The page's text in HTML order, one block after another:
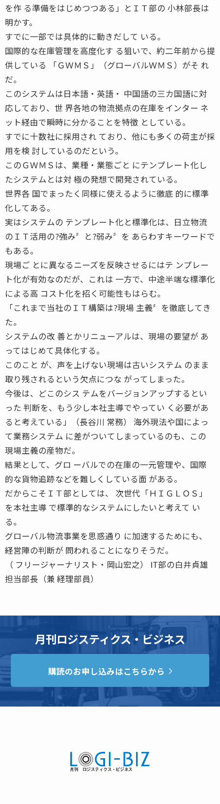
を作 る準備をはじめつつある」とＩＴ部の 小林部長は
明かす。
すでに一部では具体的に動きだして いる。
国際的な在庫管理を高度化す る狙いで、約二年前から提
供している 「ＧＷＭＳ」（グローバルＷＭＳ）がそ れ
だ。
このシステムは日本語・英語・ 中国語の三カ国語に対
応しており、世 界各地の物流拠点の在庫をインター ネ
ット経由で瞬時に分かることを特徴 としている。
すでに十数社に採用され ており、他にも多くの荷主が採
用を検 討しているのだという。
このＧＷＭＳは、業種・業態ごと にテンプレート化し
たシステムとは対 極の発想で開発されている。
世界各 国でまったく同様に使えるように徹底 的に標準
化してある。
実はシステムの テンプレート化と標準化は、日立物流
のＩＴ活用の?強み〞と?弱み〞を あらわすキーワードで
もある。
現場ご とに異なるニーズを反映させるにはテ ンプレー
ト化が有効なのだが、これは 一方で、中途半端な標準化
による高 コスト化を招く可能性もはらむ。
「これまで当社のＩＴ構築は?現場 主義〞を徹底してき
た。
システムの改 善とかリニューアルは、現場の要望が あ
ってはじめて具体化する。
このこと が、声を上げない現場は古いシステム のまま
取り残されるという欠点につな がってしまった。
今後は、どこのシス テムをバージョンアップするとい
った 判断を、もう少し本社主導でやってい く必要があ
ると考えている」（長谷川 常務） 海外現法や国によっ
て業務システム に差がついてしまっているのも、この
現場主義の産物だ。
結果として、グロ ーバルでの在庫の一元管理や、国際
的な貨物追跡などを難しくしている面 がある。
だからこそＩＴ部としては、 次世代「ＨＩＧＬＯＳ」
を本社主導 で標準的なシステムにしたいと考えて い
る。
グローバル物流事業を思惑通り に加速するためにも、
経営陣の判断が 問われることになりそうだ。
（ フリージャーナリスト・岡山宏之） IT部の白井貞雄
担当部長（兼 経理部員）
月刊ロジスティクス・ビジネス
購読のお申し込みはこちらから